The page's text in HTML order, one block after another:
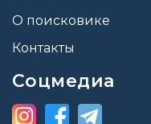
О поисковике
Контакты
Соцмедиа